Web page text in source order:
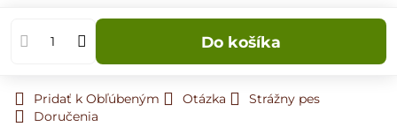
Do košíka
Pridať k Obľúbeným Otázka
Strážny pes
Doručenia